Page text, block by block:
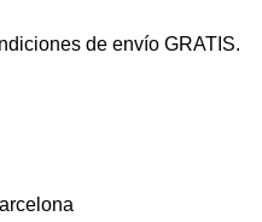
de envío GRATIS.